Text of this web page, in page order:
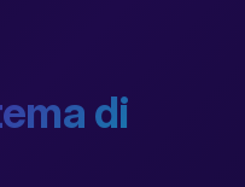
di